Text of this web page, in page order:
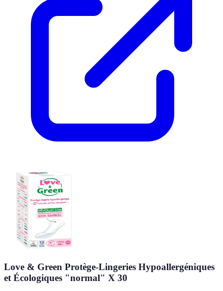
Love & Green Protège-Lingeries Hypoallergéniques
et Écologiques "normal" X 30